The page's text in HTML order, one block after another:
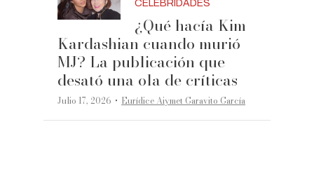
CELEBRIDADES
¿Qué hacía Kim
Kardashian cuando murió
MJ? La publicación que
desató una ola de críticas
Julio 17, 2026 ·Eurídice Aiymet Garavito García